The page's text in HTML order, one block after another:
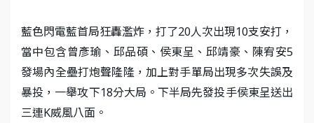
藍色閃電藍首局狂轟濫炸，打了20人次出現10支安打，
當中包含曾彥瑜、邱品碩、侯東呈、邱靖豪、陳宥安5
發場內全壘打炮聲隆隆，加上對手單局出現多次失誤及
暴投，一舉攻下18分大局。下半局先發投手侯東呈送出
三連K威風八面。